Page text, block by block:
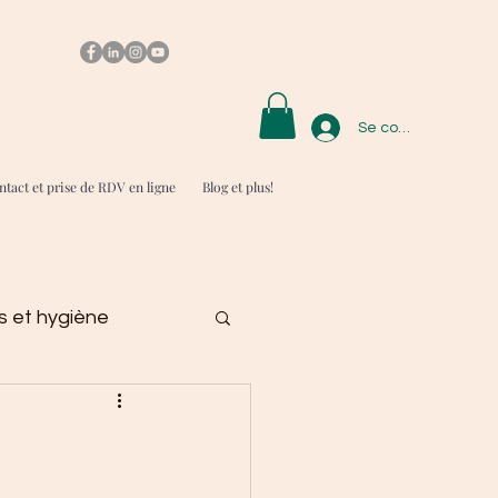
Se connecter
et prise de RDV en ligne Blog et plus!
et hygiène